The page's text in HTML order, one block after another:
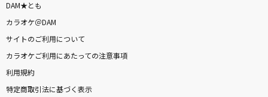
DAM★とも
カラオケ＠DAM
サイトのご利用について
カラオケご利用にあたっての注意事項
利用規約
特定商取引法に基づく表示